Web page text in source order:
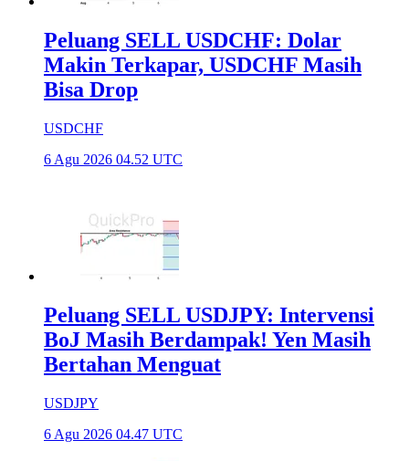
Peluang SELL USDCHF: Dolar
Makin Terkapar, USDCHF Masih
Bisa Drop
USDCHF
6 Agu 2026 04.52 UTC
Peluang SELL USDJPY: Intervensi
BoJ Masih Berdampak! Yen Masih
Bertahan Menguat
USDJPY
6 Agu 2026 04.47 UTC